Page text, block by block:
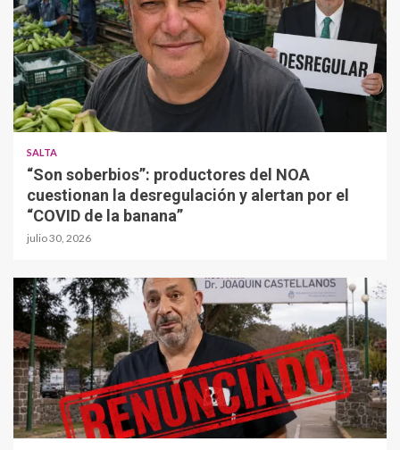
SALTA
“Son soberbios”: productores del NOA
cuestionan la desregulación y alertan por el
“COVID de la banana”
julio 30, 2026